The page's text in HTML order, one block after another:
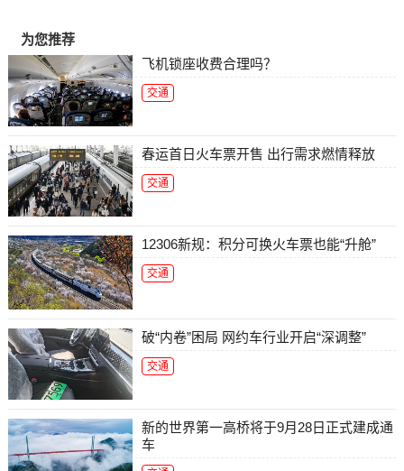
为您推荐
飞机锁座收费合理吗？
交通
春运首日火车票开售 出行需求燃情释放
交通
12306新规：积分可换火车票也能“升舱”
交通
破“内卷”困局 网约车行业开启“深调整”
交通
新的世界第一高桥将于9月28日正式建成通
车